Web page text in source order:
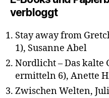
verbloggt
Stay away from
1), Susanne Abel
Nordlicht – Das kalte
ermitteln 6), Anette
Zwischen Welten,